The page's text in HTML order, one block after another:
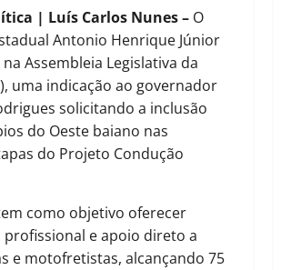
| Luís Carlos Nunes – O
Antonio Henrique Júnior
Assembleia Legislativa da
uma indicação ao governador
solicitando a inclusão
do Oeste baiano nas
do Projeto Condução
como objetivo oferecer
profissional e apoio direto a
e motofretistas, alcançando 75